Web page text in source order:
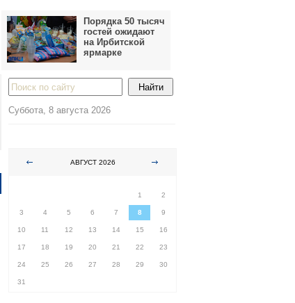
Порядка 50 тысяч
гостей ожидают
на Ирбитской
ярмарке
Суббота, 8 августа 2026
АВГУСТ 2026
1
2
3 4 5 6 7 8 9
10 11 12 13 14 15 16
17 18 19 20 21 22 23
24 25 26 27 28 29 30
31